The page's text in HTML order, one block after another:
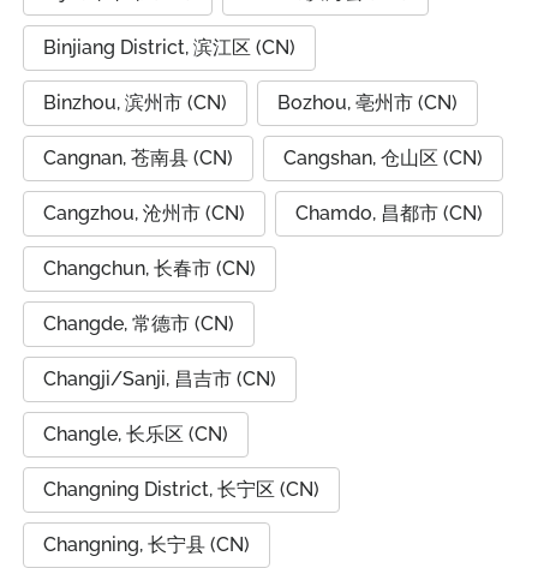
Binjiang District, 滨江区 (CN)
Binzhou, 滨州市 (CN) Bozhou, 亳州市 (CN)
Cangnan, 苍南县 (CN) Cangshan, 仓山区 (CN)
Cangzhou, 沧州市 (CN) Chamdo, 昌都市 (CN)
Changchun, 长春市 (CN)
Changde, 常德市 (CN)
Changji/Sanji, 昌吉市 (CN)
Changle, 长乐区 (CN)
Changning District, 长宁区 (CN)
Changning, 长宁县 (CN)